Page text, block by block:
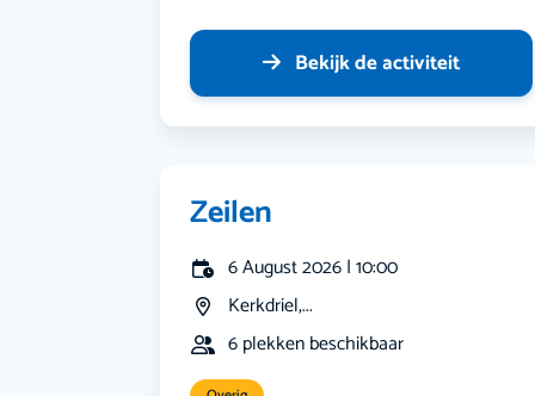
Bekijk de activiteit
Zeilen
6 August 2026 | 10:00
Kerkdriel,...
6 plekken beschikbaar